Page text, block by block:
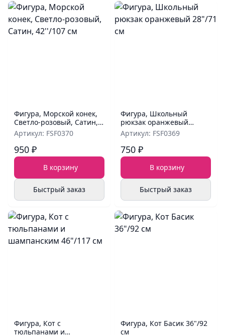
Фигура, Морской конек,
Светло-розовый, Сатин,
42''/107 см
Артикул: FSF0370
950 ₽
В корзину
Быстрый заказ
Фигура, Школьный
рюкзак оранжевый
28"/71 см
Артикул: FSF0369
750 ₽
В корзину
Быстрый заказ
Фигура, Кот с
тюльпанами и
Фигура, Кот Басик 36"/92
см